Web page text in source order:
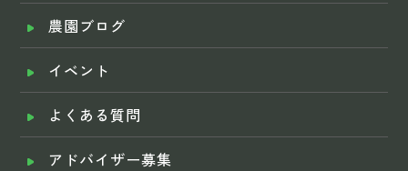
農園ブログ
イベント
よくある質問
アドバイザー募集